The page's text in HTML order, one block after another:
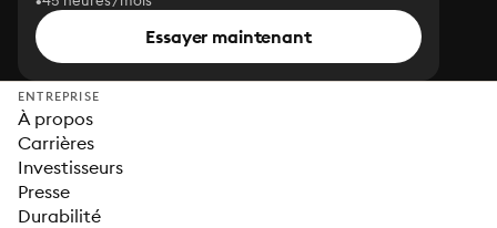
Essayer maintenant
ENTREPRISE
À propos
Carrières
Investisseurs
Presse
Durabilité